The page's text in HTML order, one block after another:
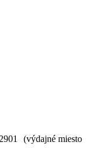
(výdajné miesto